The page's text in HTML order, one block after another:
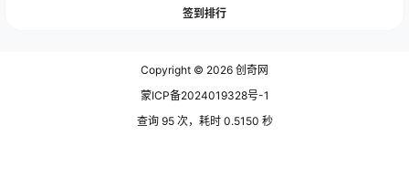
签到排行
Copyright © 2026 创奇网
蒙ICP备2024019328号-1
查询 95 次，耗时 0.5150 秒